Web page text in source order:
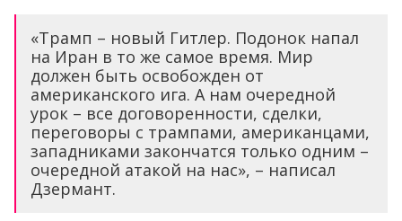
«Трамп – новый Гитлер. Подонок напал
на Иран в то же самое время. Мир
должен быть освобожден от
американского ига. А нам очередной
урок – все договоренности, сделки,
переговоры с трампами, американцами,
западниками закончатся только одним –
очередной атакой на нас», – написал
Дзермант.